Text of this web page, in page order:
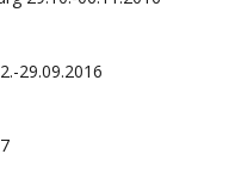
29.09.2016